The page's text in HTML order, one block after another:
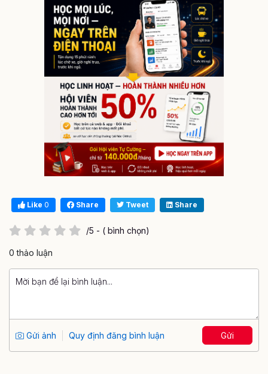
Like 0 Share Tweet Share
/5 - ( bình chọn)
0 thảo luận
Gửi ảnh Quy định đăng bình luận Gửi